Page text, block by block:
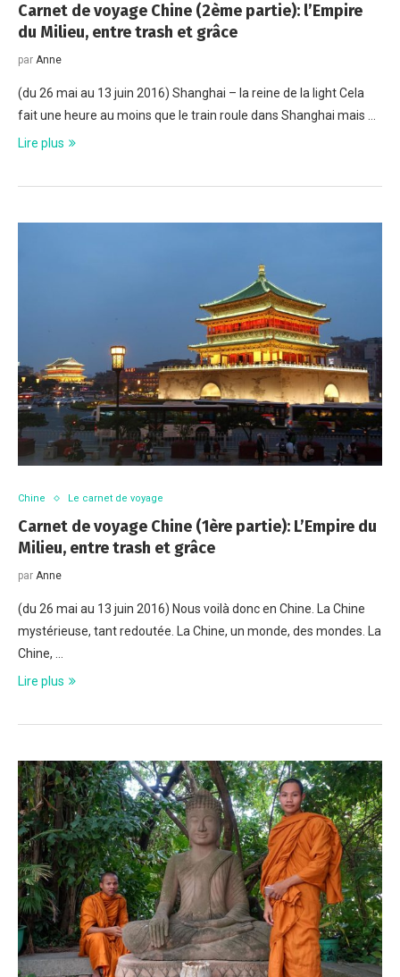
Carnet de voyage Chine (2ème partie): l’Empire
du Milieu, entre trash et grâce
par Anne
(du 26 mai au 13 juin 2016) Shanghai – la reine de la light Cela
fait une heure au moins que le train roule dans Shanghai mais …
Lire plus
Chine Le carnet de voyage
Carnet de voyage Chine (1ère partie): L’Empire du
Milieu, entre trash et grâce
par Anne
(du 26 mai au 13 juin 2016) Nous voilà donc en Chine. La Chine
mystérieuse, tant redoutée. La Chine, un monde, des mondes. La
Chine, …
Lire plus